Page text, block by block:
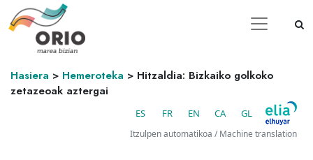
Hasiera > Hemeroteka > Hitzaldia: Bizkaiko golkoko
zetazeoak aztergai
ES FR EN CA GL
Itzulpen automatikoa / Machine translation